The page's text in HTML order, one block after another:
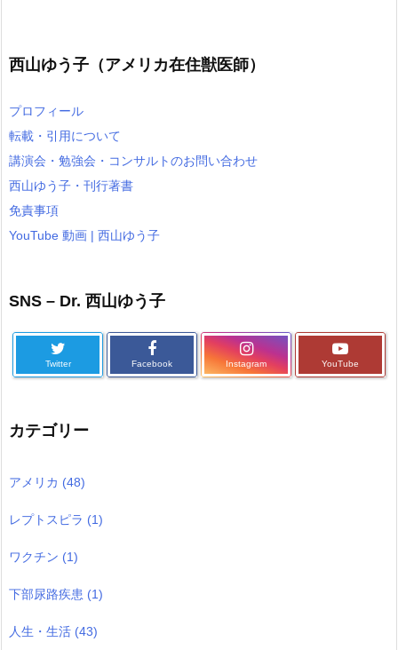
西山ゆう子（アメリカ在住獣医師）
プロフィール
転載・引用について
講演会・勉強会・コンサルトのお問い合わせ
西山ゆう子・刊行著書
免責事項
YouTube 動画 | 西山ゆう子
SNS – Dr. 西山ゆう子
Twitter Facebook Instagram YouTube
カテゴリー
アメリカ (48)
レプトスピラ (1)
ワクチン (1)
下部尿路疾患 (1)
人生・生活 (43)